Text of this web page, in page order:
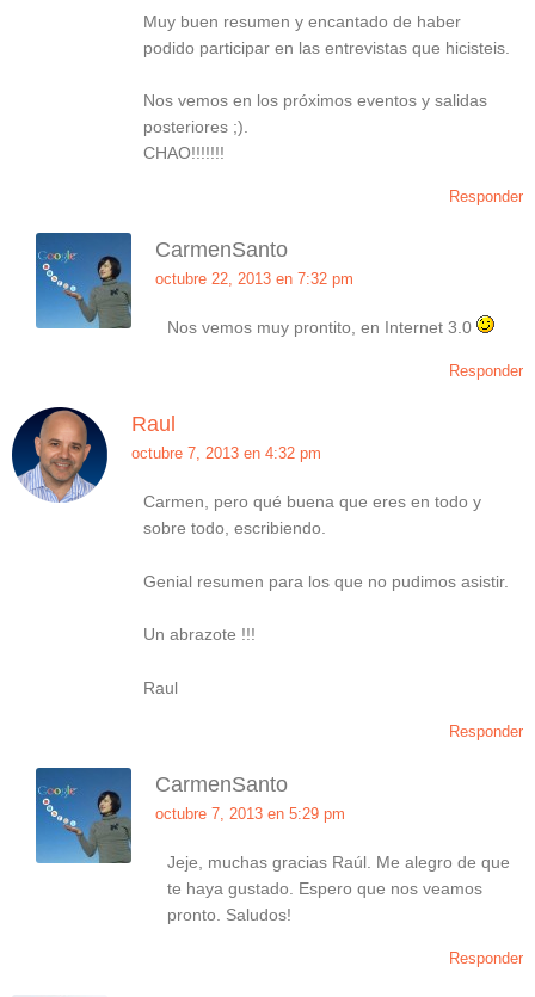
Muy buen resumen y encantado de haber
podido participar en las entrevistas que hicisteis.
Nos vemos en los próximos eventos y salidas
posteriores ;).
CHAO!!!!!!!
Responder
CarmenSanto
octubre 22, 2013 en 7:32 pm
Nos vemos muy prontito, en Internet 3.0
Responder
Raul
octubre 7, 2013 en 4:32 pm
Carmen, pero qué buena que eres en todo y
sobre todo, escribiendo.
Genial resumen para los que no pudimos asistir.
Un abrazote !!!
Raul
Responder
CarmenSanto
octubre 7, 2013 en 5:29 pm
Jeje, muchas gracias Raúl. Me alegro de que
te haya gustado. Espero que nos veamos
pronto. Saludos!
Responder